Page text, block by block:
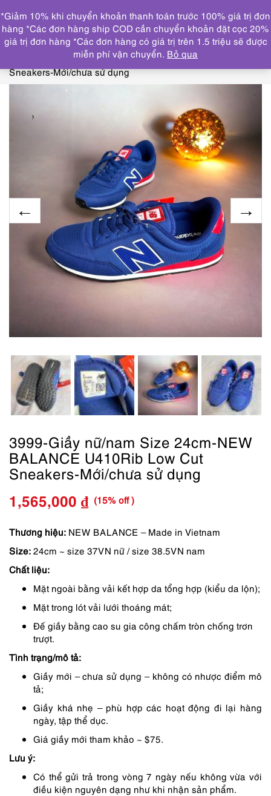
DANH MỤC
Trang chủ GIẦY, DÉP GIẦY DÉP NỮ
3999-Giầy
nữ/nam Size 24cm-NEW BALANCE U410Rib Low Cut
Sneakers-Mới/chưa sử dụng
3999-Giầy nữ/nam Size 24cm-NEW
BALANCE U410Rib Low Cut
Sneakers-Mới/chưa sử dụng
Giá
gốc
là:
1,565,000 ₫
Giá
hiện
tại
1,565,000 ₫.
(15% off )
Thương hiệu: NEW BALANCE – Made in Vietnam
Size: 24cm ~ size 37VN nữ / size 38.5VN nam
Chất liệu:
Mặt ngoài bằng vải kết hợp da tổng hợp (kiểu da lộn);
Mặt trong lót vải lưới thoáng mát;
Đế giầy bằng cao su gia công chấm tròn chống trơn
trượt.
Tình trạng/mô tả:
Giầy mới – chưa sử dụng – không có nhược điểm mô
tả;
Giầy khá nhẹ – phù hợp các hoạt động đi lại hàng
ngày, tập thể dục.
Giá giầy mới tham khảo ~ $75.
Lưu ý:
Có thể gửi trả trong vòng 7 ngày nếu không vừa với
điều kiện nguyên dạng như khi nhận sản phẩm.
*Giảm 10% khi chuyển khoản thanh toán trước 100% giá trị đơn
hàng *Các đơn hàng ship COD cần chuyển khoản đặt cọc 20%
giá trị đơn hàng *Các đơn hàng có giá trị trên 1.5 triệu sẽ được
miễn phí vận chuyển. Bỏ qua